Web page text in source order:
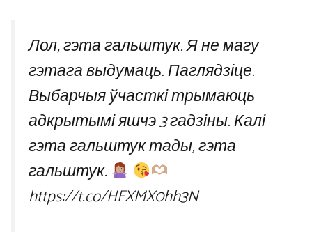
Лол, гэта гальштук. Я не магу
гэтага выдумаць. Паглядзіце.
Выбарчыя ўчасткі трымаюць
адкрытымі яшчэ 3 гадзіны. Калі
гэта гальштук тады, гэта
гальштук.
https://t.co/HFXMX0hh3N